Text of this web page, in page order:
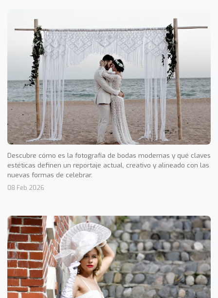
Descubre cómo es la fotografía de bodas modernas y qué claves
estéticas definen un reportaje actual, creativo y alineado con las
nuevas formas de celebrar.
08 Feb 2026